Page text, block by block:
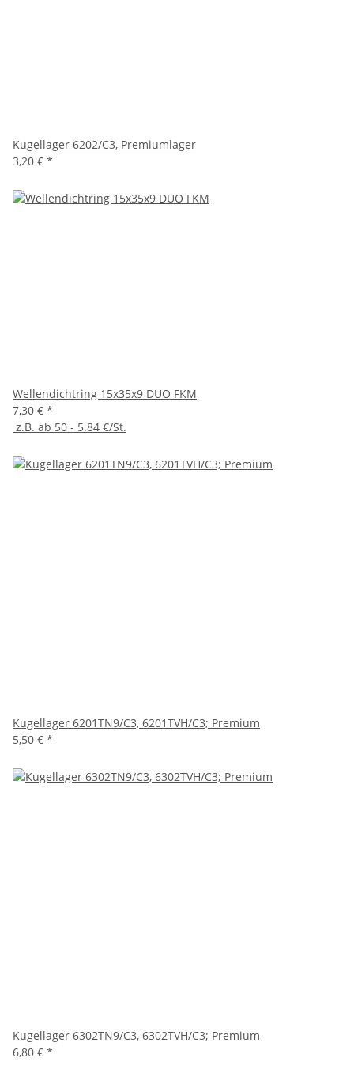
Kugellager 6202/C3, Premiumlager
3,20 € *
Wellendichtring 15x35x9 DUO FKM
7,30 € *
z.B. ab 50 - 5.84 €/St.
Kugellager 6201TN9/C3, 6201TVH/C3; Premium
5,50 € *
Kugellager 6302TN9/C3, 6302TVH/C3; Premium
6,80 € *